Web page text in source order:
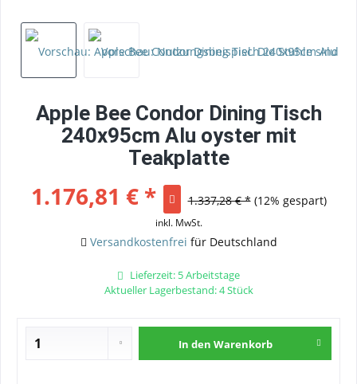
Apple Bee Condor Dining Tisch
240x95cm Alu oyster mit
Teakplatte
1.176,81 € * 1.337,28 € * (12% gespart)
inkl. MwSt.
Versandkostenfrei für Deutschland
Lieferzeit: 5 Arbeitstage
Aktueller Lagerbestand: 4 Stück
In den Warenkorb